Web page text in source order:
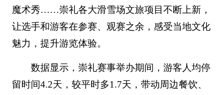
魔术秀……崇礼各大滑雪场文旅项目不断上新，
让选手和游客在参赛、观赛之余，感受当地文化
魅力，提升游览体验。
数据显示，崇礼赛事举办期间，游客人均停
留时间4.2天，较平时多1.7天，带动周边餐饮、